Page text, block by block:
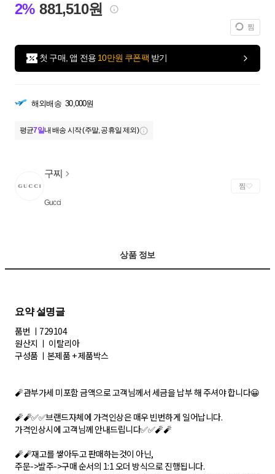
2% 881,510원
찜
첫 구매, 앱 전용 10만원 쿠폰팩 받기
해외배송 30,000원
평균7일내 배송 시작 (주말, 공휴일 제외)
구찌
Gucci
찜
상품 정보
요약 설명글
품번 ㅣ729104
원산지 ㅣ 이탈리아
구성품 ㅣ본제품 + 제품박스
🧨관부가세 미포함 금액으로 고객님께서 세금을 납부 해 주셔야 합니다😀
🧨🧨✅✅브랜드자체에 가격인상은 매우 빈번하게 일어납니다.
가격인상시에 고객님께 안내드립니다✅✅🧨🧨
🧨🧨재고를 쌓아두고 판매하는것이 아닌,
주문->발주->구매 순서의 1:1 오더 방식으로 진행됩니다.